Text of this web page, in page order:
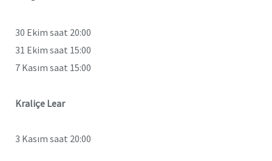
30 Ekim saat 20:00
31 Ekim saat 15:00
7 Kasım saat 15:00
Kraliçe Lear
3 Kasım saat 20:00